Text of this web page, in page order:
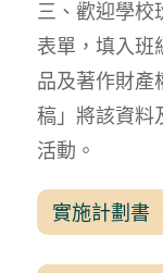
三、歡迎學校
表單，填入班
品及著作財產
稿」將該資料
活動。
實施計劃書